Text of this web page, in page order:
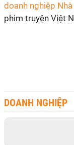
doanh nghiệp
phim truyện Việt
DOANH NGHIỆP